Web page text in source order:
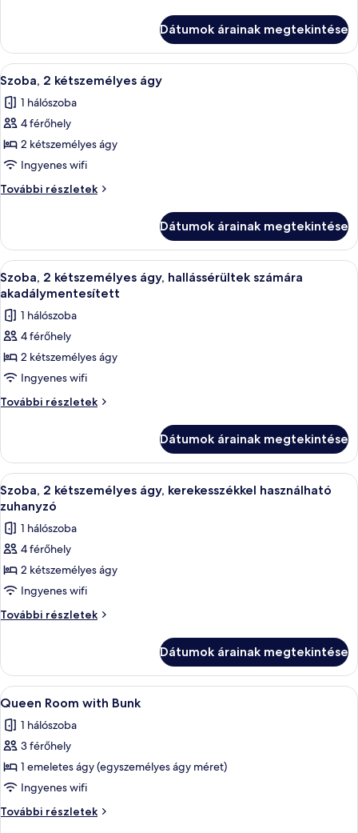
franciaágy,
kerekesszékkel
használható
zuhanyzó
franciaágy,
kerekesszékkel
használható
további
részletei
Dátumok árainak megtekintése
A
következő
szoba
összes
képének
megtekintése:
Szoba,
2
ágy
Egy szállodai szoba, amelyben egy
5
Szoba, 2 kétszemélyes ágy
1 hálószoba
4 férőhely
2 kétszemélyes ágy
Ingyenes wifi
További részletek
Szoba,
további
részletei
Dátumok árainak megtekintése
A
következő
szoba
összes
képének
megtekintése:
Szoba,
2
hallássérültek
számára
akadálymentesített
Egy szállodai szoba, amelyben egy
5
Szoba, 2 kétszemélyes ágy, hallássérültek számára
akadálymentesített
1 hálószoba
4 férőhely
2 kétszemélyes ágy
Ingyenes wifi
További részletek
Szoba,
hallássérültek
számára
akadálymentesített
további
részletei
Dátumok árainak megtekintése
A
következő
szoba
összes
képének
megtekintése:
Szoba,
2
kerekesszékkel
használható
zuhanyzó
Egy szállodai szoba, amelyben egy
5
Szoba, 2 kétszemélyes ágy, kerekesszékkel használható
zuhanyzó
1 hálószoba
4 férőhely
2 kétszemélyes ágy
Ingyenes wifi
További részletek
Szoba,
kerekesszékkel
használható
zuhanyzó
részletei
Dátumok árainak megtekintése
A
következő
szoba
összes
képének
megtekintése:
Queen
Room
Egy kis méretű hálószoba emeletes
7
Queen Room with Bunk
1 hálószoba
3 férőhely
1 emeletes ágy (egyszemélyes ágy méret)
Ingyenes wifi
További részletek
Queen